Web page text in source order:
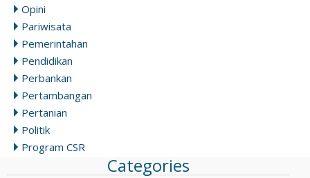
Opini
Pariwisata
Pemerintahan
Pendidikan
Perbankan
Pertambangan
Pertanian
Politik
Program CSR
Categories